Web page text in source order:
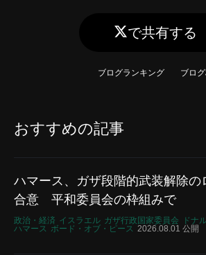
で共有する
ブログランキング ブロ
おすすめの記事
ハマース、ガザ段階的武装解除の
合意 平和委員会の枠組みで
政治・経済 イスラエル ガザ行政国家委員会
ドナ
ハマース ボード・オブ・ピース 2026.08.01 公開